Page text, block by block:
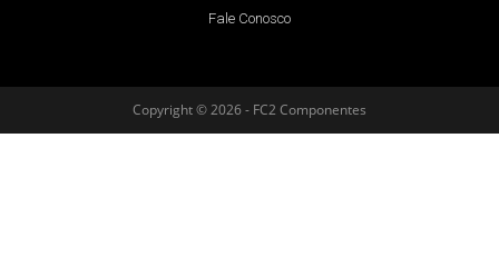
Fale Conosco
Copyright © 2026 - FC2 Componentes